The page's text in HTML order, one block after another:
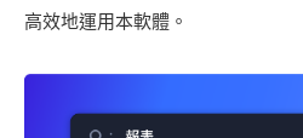
高效地運用本軟體。